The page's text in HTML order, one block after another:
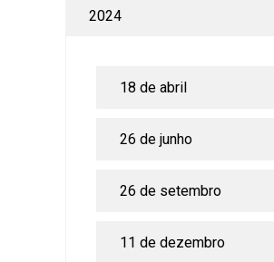
2024
18 de abril
26 de junho
26 de setembro
11 de dezembro